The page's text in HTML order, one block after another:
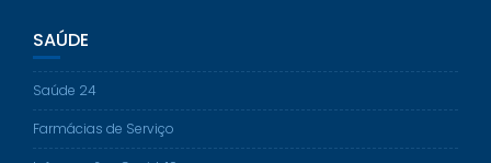
SAÚDE
Saúde 24
Farmácias de Serviço